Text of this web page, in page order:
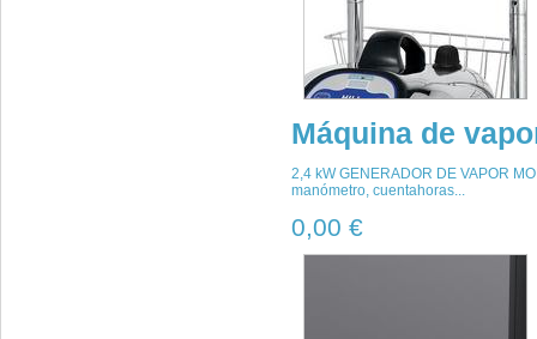
Máquina de
2,4 kW GENERADOR DE VAPOR
manómetro, cuentahoras...
0,00 €